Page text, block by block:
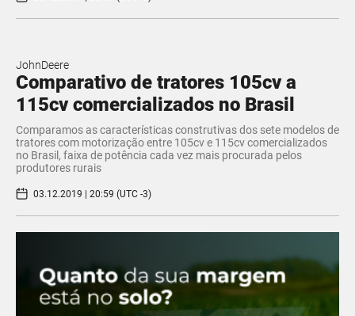
JohnDeere
Comparativo de tratores 105cv a
115cv comercializados no Brasil
Comparamos as características construtivas dos sete modelos de
tratores com motorização entre 105cv e 115cv comercializados
no Brasil, faixa de potência cada vez mais procurada pelos
produtores rurais
03.12.2019 | 20:59 (UTC -3)